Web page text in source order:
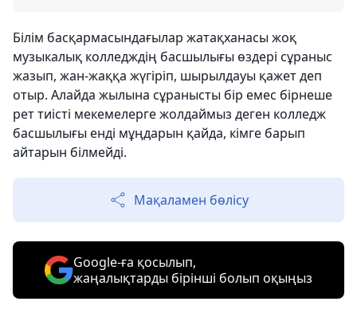
Білім басқармасындағылар жатақханасы жоқ
музыкалық колледждің басшылығы өздері сұраныс
жазып, жан-жаққа жүгіріп, шырылдауы қажет деп
отыр. Алайда жылына сұранысты бір емес бірнеше
рет тиісті мекемелерге жолдаймыз деген колледж
басшылығы енді мұңдарын қайда, кімге барып
айтарын білмейді.
Мақаламен бөлісу
Google-ға қосылып,
жаңалықтарды бірінші болып оқыңыз